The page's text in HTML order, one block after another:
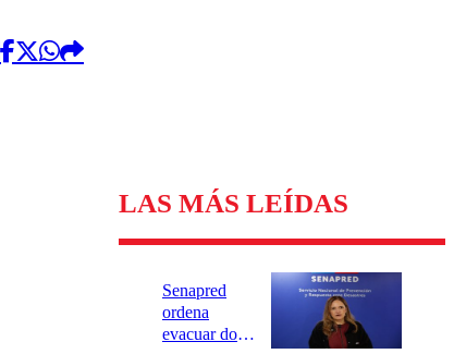
LAS MÁS LEÍDAS
Senapred
ordena
evacuar dos